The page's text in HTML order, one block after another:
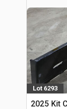
Lot 6293
2025 Kit